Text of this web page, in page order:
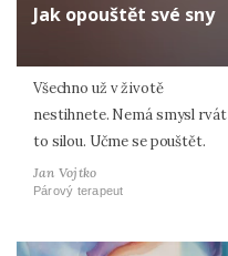
Jak opouštět své sny
Všechno už v životě
nestihnete. Nemá smysl rvát
to silou. Učme se pouštět.
Jan Vojtko
Párový terapeut